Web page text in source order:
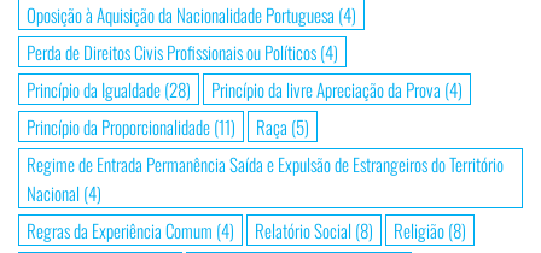
Oposição à Aquisição da Nacionalidade Portuguesa (4)
Perda de Direitos Civis Profissionais ou Políticos(4)
Princípio da Igualdade(28) Princípio da livre Apreciação da Prova (4)
Princípio da Proporcionalidade(11) Raça (5)
Regime de Entrada Permanência Saída e Expulsão de Estrangeiros do Território
Nacional (4)
Regras da Experiência Comum (4) Relatório Social (8) Religião(8)